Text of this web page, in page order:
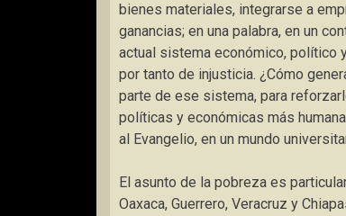
bienes materiales, integrarse a
ganancias; en una palabra, en un
actual sistema económico, político
por tanto de injusticia. ¿Cómo
parte de ese sistema, para
políticas y económicas más
al Evangelio, en un mundo
El asunto de la pobreza es
Oaxaca, Guerrero, Veracruz y